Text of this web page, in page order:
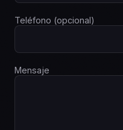
Teléfono (opcional)
Mensaje